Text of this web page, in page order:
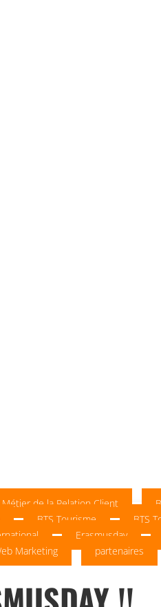
de la Relation Client
BTS Tourisme BTS
Erasmusday
Marketing
partenaires